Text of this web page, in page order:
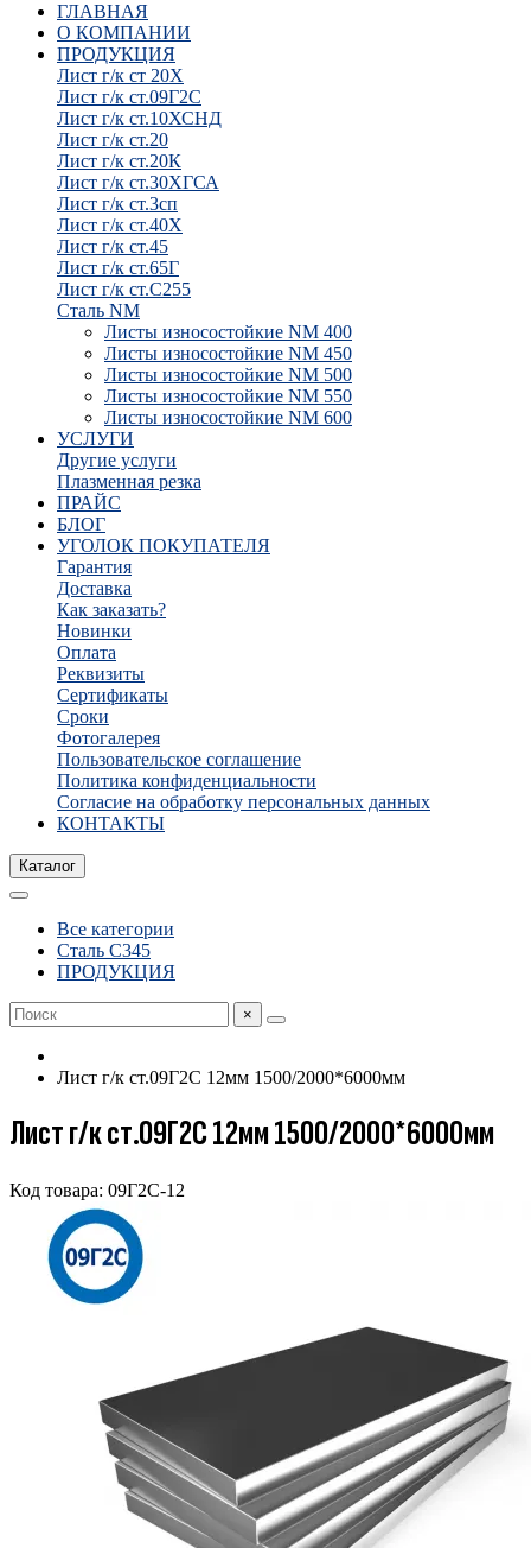
ГЛАВНАЯ
О КОМПАНИИ
ПРОДУКЦИЯ
Лист г/к ст 20Х
Лист г/к ст.09Г2С
Лист г/к ст.10ХСНД
Лист г/к ст.20
Лист г/к ст.20К
Лист г/к ст.30ХГСА
Лист г/к ст.3сп
Лист г/к ст.40Х
Лист г/к ст.45
Лист г/к ст.65Г
Лист г/к ст.С255
Сталь NM
Листы износостойкие NM 400
Листы износостойкие NM 450
Листы износостойкие NM 500
Листы износостойкие NM 550
Листы износостойкие NM 600
УСЛУГИ
Другие услуги
Плазменная резка
ПРАЙС
БЛОГ
УГОЛОК ПОКУПАТЕЛЯ
Гарантия
Доставка
Как заказать?
Новинки
Оплата
Реквизиты
Сертификаты
Сроки
Фотогалерея
Пользовательское соглашение
Политика конфиденциальности
Согласие на обработку персональных данных
КОНТАКТЫ
Каталог
Все категории
Сталь С345
ПРОДУКЦИЯ
×
Лист г/к ст.09Г2С 12мм 1500/2000*6000мм
Лист г/к ст.09Г2С 12мм 1500/2000*6000мм
Код товара: 09Г2С-12